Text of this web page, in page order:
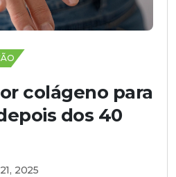
colágeno para
dos 40
2025